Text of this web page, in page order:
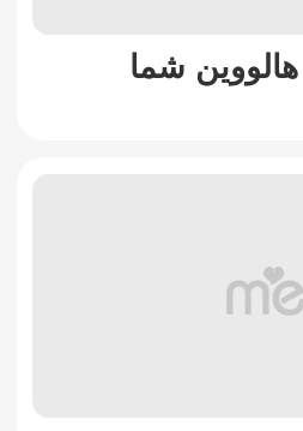
شما